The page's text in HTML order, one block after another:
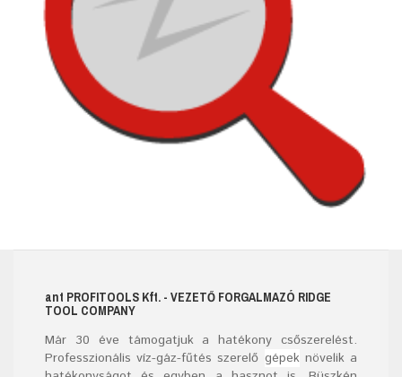
ant PROFITOOLS Kft. - VEZETŐ FORGALMAZÓ RIDGE
TOOL COMPANY
Már 30 éve támogatjuk a hatékony csőszerelést.
Professzionális víz-gáz-fűtés szerelő gépeknövelik a